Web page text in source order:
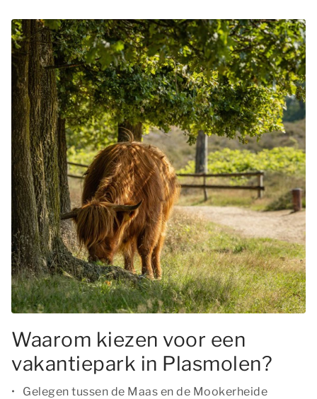
Waarom kiezen voor een
vakantiepark in Plasmolen?
Gelegen tussen de Maas en de Mookerheide